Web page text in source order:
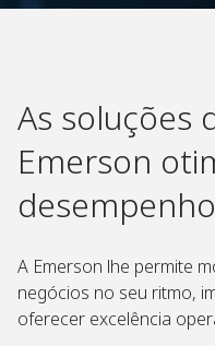
As soluções
Emerson
desempenho
A Emerson lhe permite
negócios no seu ritmo,
oferecer excelência